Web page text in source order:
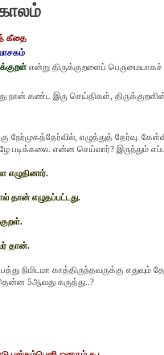
கீதை
என்று திருக்குறளைப்
நான் கண்ட இரு செய்திகள்,
நேர்முகத்தேர்வில், எழுத்துத் தேர்வு.
படிக்கலை. என்ன செய்வார்? இருந்தும்
எழுதினார்.
தான் எழுதப்பட்டது.
தான்.
பத்து நிமிடமா காத்திருந்தவருக்கு எதுவும்
5ஆவது கருத்து ?